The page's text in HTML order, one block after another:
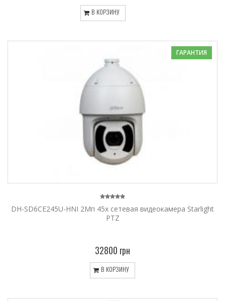
В КОРЗИНУ
ГАРАНТИЯ
DH-SD6CE245U-HNI 2Мп 45x сетевая видеокамера Starlight
PTZ
32800 грн
В КОРЗИНУ